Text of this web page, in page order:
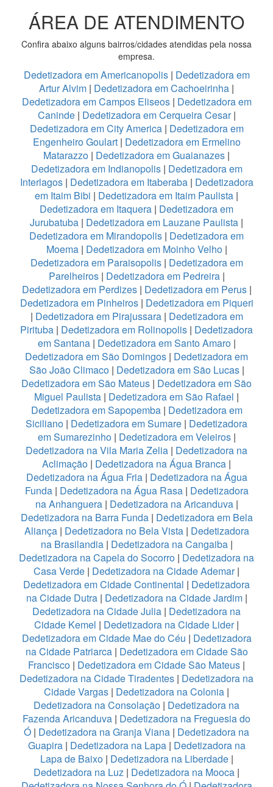
ÁREA DE ATENDIMENTO
Confira abaixo alguns bairros/cidades atendidas pela nossa
empresa.
Dedetizadora em Americanopolis | Dedetizadora em
Artur Alvim | Dedetizadora em Cachoeirinha |
Dedetizadora em Campos Eliseos | Dedetizadora em
Caninde| Dedetizadora em Cerqueira Cesar|
Dedetizadora em City America | Dedetizadora em
Engenheiro Goulart | Dedetizadora em Ermelino
Matarazzo | Dedetizadora em Guaianazes |
Dedetizadora em Indianopolis| Dedetizadora em
Interlagos| Dedetizadora em Itaberaba| Dedetizadora
em Itaim Bibi | Dedetizadora em Itaim Paulista |
Dedetizadora em Itaquera | Dedetizadora em
Jurubatuba | Dedetizadora em Lauzane Paulista |
Dedetizadora em Mirandopolis | Dedetizadora em
Moema| Dedetizadora em Moinho Velho |
Dedetizadora em Paraisopolis| Dedetizadora em
Parelheiros| Dedetizadora em Pedreira|
Dedetizadora em Perdizes| Dedetizadora em Perus|
Dedetizadora em Pinheiros| Dedetizadora em Piqueri
| Dedetizadora em Pirajussara| Dedetizadora em
Pirituba | Dedetizadora em Rolinopolis | Dedetizadora
em Santana| Dedetizadora em Santo Amaro|
Dedetizadora em São Domingos | Dedetizadora em
São João Climaco| Dedetizadora em São Lucas|
Dedetizadora em São Mateus | Dedetizadora em São
Miguel Paulista | Dedetizadora em São Rafael |
Dedetizadora em Sapopemba | Dedetizadora em
Siciliano | Dedetizadora em Sumare | Dedetizadora
em Sumarezinho| Dedetizadora em Veleiros|
Dedetizadora na Vila Maria Zelia | Dedetizadora na
Aclimação | Dedetizadora na Água Branca |
Dedetizadora na Água Fria| Dedetizadora na Água
Funda| Dedetizadora na Água Rasa | Dedetizadora
na Anhanguera| Dedetizadora na Aricanduva|
Dedetizadora na Barra Funda | Dedetizadora em Bela
Aliança | Dedetizadora no Bela Vista| Dedetizadora
na Brasilandia| Dedetizadora na Cangaiba|
Dedetizadora na Capela do Socorro | Dedetizadora na
Casa Verde | Dedetizadora na Cidade Ademar|
Dedetizadora em Cidade Continental | Dedetizadora
na Cidade Dutra | Dedetizadora na Cidade Jardim|
Dedetizadora na Cidade Julia | Dedetizadora na
Cidade Kemel | Dedetizadora na Cidade Lider|
Dedetizadora em Cidade Mae do Céu | Dedetizadora
na Cidade Patriarca| Dedetizadora em Cidade São
Francisco | Dedetizadora em Cidade São Mateus |
Dedetizadora na Cidade Tiradentes | Dedetizadora na
Cidade Vargas | Dedetizadora na Colonia |
Dedetizadora na Consolação | Dedetizadora na
Fazenda Aricanduva | Dedetizadora na Freguesia do
Ó | Dedetizadora na Granja Viana | Dedetizadora na
Guapira| Dedetizadora na Lapa| Dedetizadora na
Lapa de Baixo | Dedetizadora na Liberdade |
Dedetizadora na Luz | Dedetizadora na Mooca |